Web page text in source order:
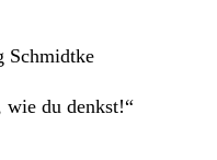
Schmidtke
wie du denkst!“